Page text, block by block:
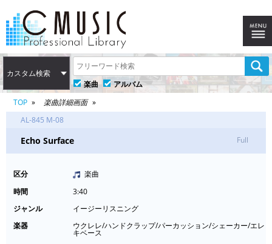
カスタム検索
楽曲
アルバム
TOP
楽曲詳細画面
AL-845 M-08
Echo Surface Full
区分
楽曲
時間
3:40
ジャンル
イージーリスニング
楽器
ウクレレ/ハンドクラップ/パーカッション/シェーカー/エレ
キベース